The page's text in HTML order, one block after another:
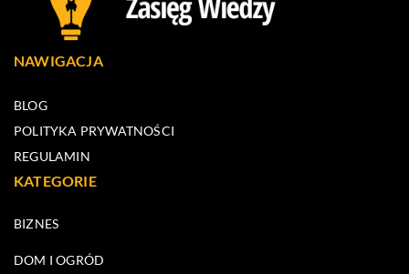
NAWIGACJA
BLOG
POLITYKA PRYWATNOŚCI
REGULAMIN
KATEGORIE
BIZNES
DOM I OGRÓD